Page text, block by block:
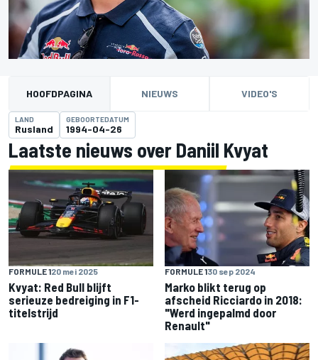
HOOFDPAGINA NIEUWS VIDEO'S
LAND
Rusland
GEBOORTEDATUM
1994-04-26
Laatste nieuws over Daniil Kvyat
FORMULE 120 mei 2025
Kvyat: Red Bull blijft
serieuze bedreiging in F1-
titelstrijd
FORMULE 130 sep 2024
Marko blikt terug op
afscheid Ricciardo in 2018:
"Werd ingepalmd door
Renault"